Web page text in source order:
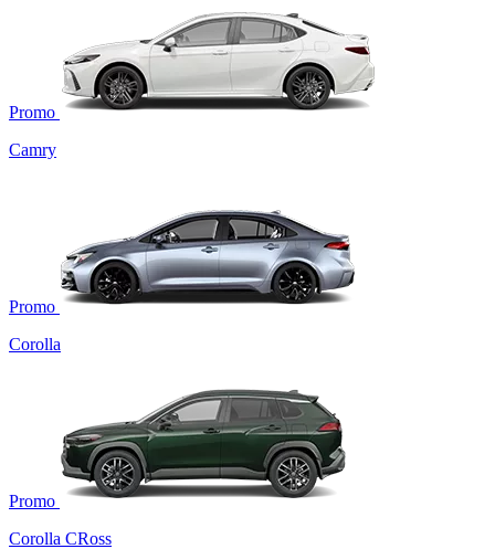
Promo
Camry
Promo
Corolla
Promo
Corolla CRoss